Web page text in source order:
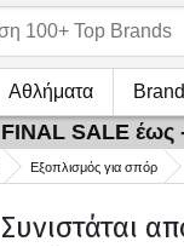
Αθλήματα
FINAL SALE έως
Εξοπλισμός για σπόρ
Συνιστάται